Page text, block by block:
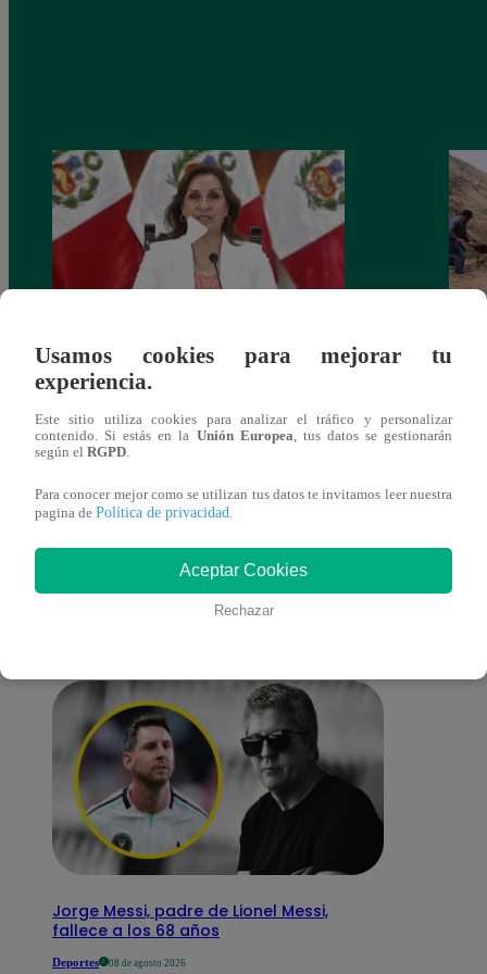
Congreso: proponen que el aumento del
salario presidencial se aplique desde 2026
Las
También te puede
interesar
Jorge Messi, padre de Lionel Messi,
fallece a los 68 años
Deportes 08 de agosto 2026
Usamos cookies para mejorar tu
experiencia.
Este sitio utiliza cookies para analizar el tráfico y personalizar
contenido. Si estás en la Unión Europea, tus datos se gestionarán
según el RGPD.
Para conocer mejor como se utilizan tus datos te invitamos leer nuestra
pagina de Política de privacidad.
Aceptar Cookies
Rechazar